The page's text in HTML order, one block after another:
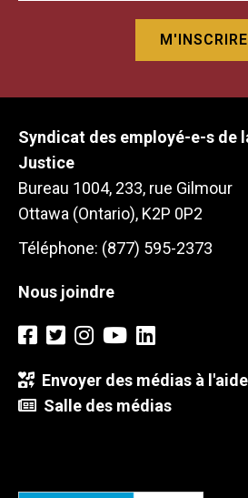
Syndicat des employé-e-s de
Justice
Bureau 1004, 233, rue Gilmour
Ottawa (Ontario), K2P 0P2
Téléphone: (877) 595-2373
Nous joindre
Envoyer des médias à
Salle des médias